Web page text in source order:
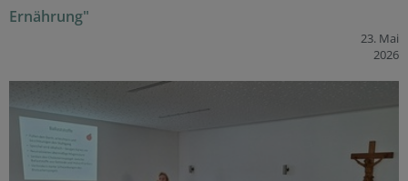
Ernährung"
23. Mai
2026